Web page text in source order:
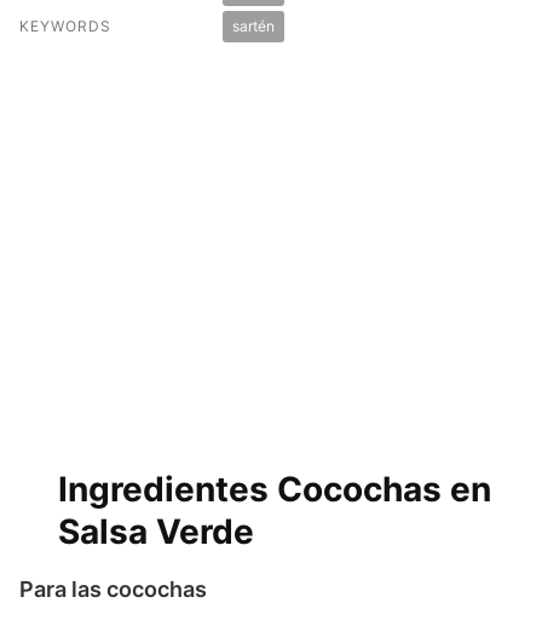
KEYWORDS
sartén
Ingredientes Cocochas en
Salsa Verde
Para las cocochas